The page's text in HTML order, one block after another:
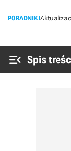
PORADNIKI
 Spis